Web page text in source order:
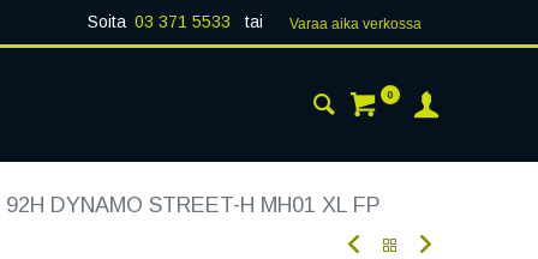
Soita 03 371 5533 tai Varaa aika verk​​​​ossa
0
DYNAMO STREET-H MH01 XL FP